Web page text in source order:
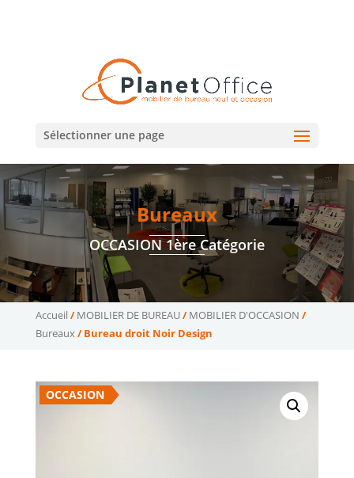
Sélectionner une page
Bureaux
OCCASION 1ère Catégorie
Accueil /MOBILIER DE BUREAU/MOBILIER D'OCCASION /
Bureaux/ Bureau droit Noir Design
OCCASION